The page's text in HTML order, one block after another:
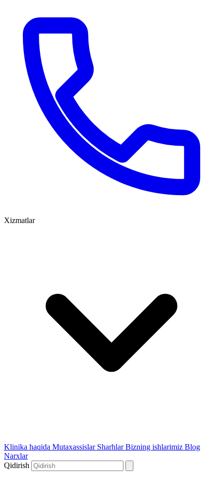
Xizmatlar
Klinika haqida Mutaxassislar SharhlarBizning ishlarimiz Blog
Narxlar
Qidirish